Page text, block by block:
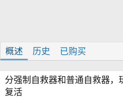
概述 历史 已购买
分强制自救器和普通自救器，
复活